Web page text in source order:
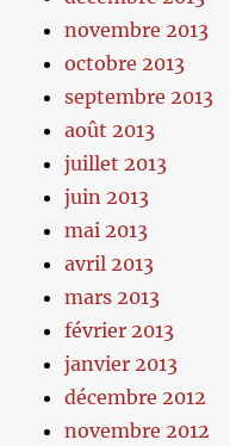
novembre 2013
octobre 2013
septembre 2013
août 2013
juillet 2013
juin 2013
mai 2013
avril 2013
mars 2013
février 2013
janvier 2013
décembre 2012
novembre 2012